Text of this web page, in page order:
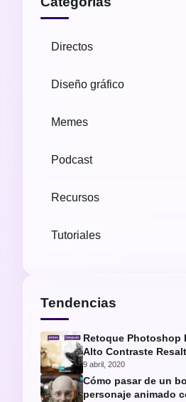
Directos
Diseño gráfico
Memes
Podcast
Recursos
Tutoriales
Tendencias
Retoque Photoshop
Alto Contraste
9 abril, 2020
Cómo pasar de un
personaje animado